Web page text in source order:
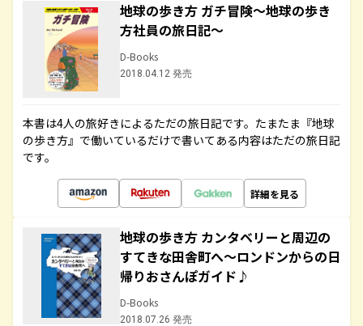
地球の歩き方 ガチ冒険～地球の歩き
方社員の旅日記～
D-Books
2018.04.12 発売
本書は4人の旅好きによるただの旅日記です。たまたま『地球
の歩き方』で働いているだけで書いてある内容はただの旅日記
です。
詳細を見る
地球の歩き方 カンタベリーと周辺の
すてきな田舎町へ～ロンドンからの日
帰りおさんぽガイド♪
D-Books
2018.07.26 発売